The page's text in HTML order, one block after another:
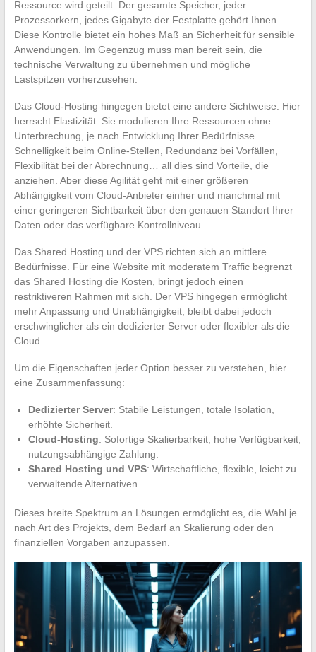
Ressource wird geteilt: Der gesamte Speicher, jeder
Prozessorkern, jedes Gigabyte der Festplatte gehört Ihnen.
Diese Kontrolle bietet ein hohes Maß an Sicherheit für sensible
Anwendungen. Im Gegenzug muss man bereit sein, die
technische Verwaltung zu übernehmen und mögliche
Lastspitzen vorherzusehen.
Das Cloud-Hosting hingegen bietet eine andere Sichtweise. Hier
herrscht Elastizität: Sie modulieren Ihre Ressourcen ohne
Unterbrechung, je nach Entwicklung Ihrer Bedürfnisse.
Schnelligkeit beim Online-Stellen, Redundanz bei Vorfällen,
Flexibilität bei der Abrechnung… all dies sind Vorteile, die
anziehen. Aber diese Agilität geht mit einer größeren
Abhängigkeit vom Cloud-Anbieter einher und manchmal mit
einer geringeren Sichtbarkeit über den genauen Standort Ihrer
Daten oder das verfügbare Kontrollniveau.
Das Shared Hosting und der VPS richten sich an mittlere
Bedürfnisse. Für eine Website mit moderatem Traffic begrenzt
das Shared Hosting die Kosten, bringt jedoch einen
restriktiveren Rahmen mit sich. Der VPS hingegen ermöglicht
mehr Anpassung und Unabhängigkeit, bleibt dabei jedoch
erschwinglicher als ein dedizierter Server oder flexibler als die
Cloud.
Um die Eigenschaften jeder Option besser zu verstehen, hier
eine Zusammenfassung:
Dedizierter Server: Stabile Leistungen, totale Isolation,
erhöhte Sicherheit.
Cloud-Hosting: Sofortige Skalierbarkeit, hohe Verfügbarkeit,
nutzungsabhängige Zahlung.
Shared Hosting und VPS: Wirtschaftliche, flexible, leicht zu
verwaltende Alternativen.
Dieses breite Spektrum an Lösungen ermöglicht es, die Wahl je
nach Art des Projekts, dem Bedarf an Skalierung oder den
finanziellen Vorgaben anzupassen.